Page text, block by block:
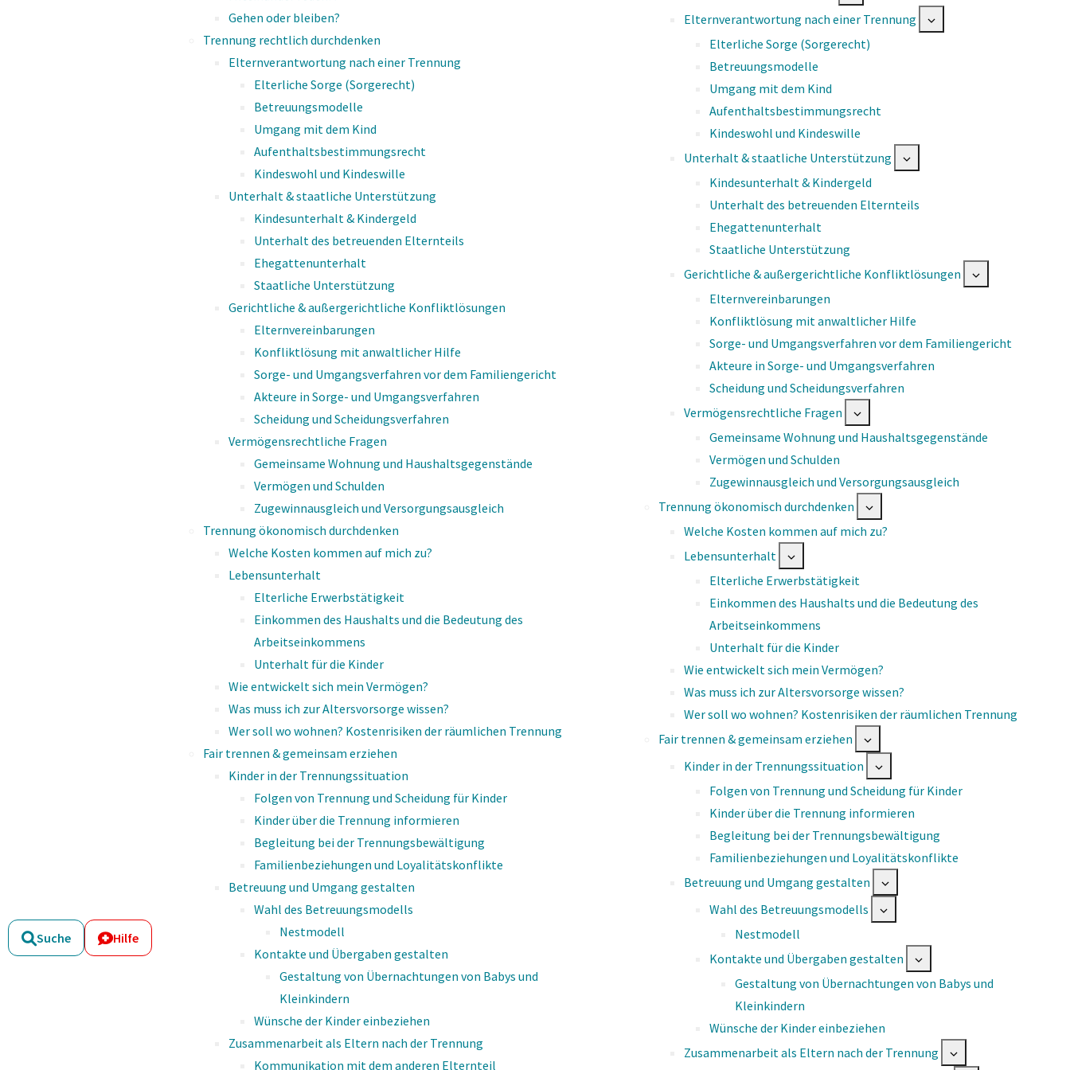
Suche Hilfe
Gehen oder bleiben?
Trennung rechtlich durchdenken
Elternverantwortung nach einer Trennung
Elterliche Sorge (Sorgerecht)
Betreuungsmodelle
Umgang mit dem Kind
Aufenthaltsbestimmungsrecht
Kindeswohl und Kindeswille
Unterhalt & staatliche Unterstützung
Kindesunterhalt & Kindergeld
Unterhalt des betreuenden Elternteils
Ehegattenunterhalt
Staatliche Unterstützung
Gerichtliche & außergerichtliche Konfliktlösungen
Elternvereinbarungen
Konfliktlösung mit anwaltlicher Hilfe
Sorge- und Umgangsverfahren vor dem Familiengericht
Akteure in Sorge- und Umgangsverfahren
Scheidung und Scheidungsverfahren
Vermögensrechtliche Fragen
Gemeinsame Wohnung und Haushaltsgegenstände
Vermögen und Schulden
Zugewinnausgleich und Versorgungsausgleich
Trennung ökonomisch durchdenken
Welche Kosten kommen auf mich zu?
Lebensunterhalt
Elterliche Erwerbstätigkeit
Einkommen des Haushalts und die Bedeutung des
Arbeitseinkommens
Unterhalt für die Kinder
Wie entwickelt sich mein Vermögen?
Was muss ich zur Altersvorsorge wissen?
Wer soll wo wohnen? Kostenrisiken der räumlichen Trennung
Fair trennen & gemeinsam erziehen
Kinder in der Trennungssituation
Folgen von Trennung und Scheidung für Kinder
Kinder über die Trennung informieren
Begleitung bei der Trennungsbewältigung
Familienbeziehungen und Loyalitätskonflikte
Betreuung und Umgang gestalten
Wahl des Betreuungsmodells
Nestmodell
Kontakte und Übergaben gestalten
Gestaltung von Übernachtungen von Babys und
Kleinkindern
Wünsche der Kinder einbeziehen
Zusammenarbeit als Eltern nach der Trennung
Kommunikation mit dem anderen Elternteil
Elternverantwortung nach einer Trennung
Elterliche Sorge (Sorgerecht)
Betreuungsmodelle
Umgang mit dem Kind
Aufenthaltsbestimmungsrecht
Kindeswohl und Kindeswille
Unterhalt & staatliche Unterstützung
Kindesunterhalt & Kindergeld
Unterhalt des betreuenden Elternteils
Ehegattenunterhalt
Staatliche Unterstützung
Gerichtliche & außergerichtliche Konfliktlösungen
Elternvereinbarungen
Konfliktlösung mit anwaltlicher Hilfe
Sorge- und Umgangsverfahren vor dem Familiengericht
Akteure in Sorge- und Umgangsverfahren
Scheidung und Scheidungsverfahren
Vermögensrechtliche Fragen
Gemeinsame Wohnung und Haushaltsgegenstände
Vermögen und Schulden
Zugewinnausgleich und Versorgungsausgleich
Trennung ökonomisch durchdenken
Welche Kosten kommen auf mich zu?
Lebensunterhalt
Elterliche Erwerbstätigkeit
Einkommen des Haushalts und die Bedeutung des
Arbeitseinkommens
Unterhalt für die Kinder
Wie entwickelt sich mein Vermögen?
Was muss ich zur Altersvorsorge wissen?
Wer soll wo wohnen? Kostenrisiken der räumlichen Trennung
Fair trennen & gemeinsam erziehen
Kinder in der Trennungssituation
Folgen von Trennung und Scheidung für Kinder
Kinder über die Trennung informieren
Begleitung bei der Trennungsbewältigung
Familienbeziehungen und Loyalitätskonflikte
Betreuung und Umgang gestalten
Wahl des Betreuungsmodells
Nestmodell
Kontakte und Übergaben gestalten
Gestaltung von Übernachtungen von Babys und
Kleinkindern
Wünsche der Kinder einbeziehen
Zusammenarbeit als Eltern nach der Trennung
Was er­war­tet Sie auf die­ser Sei­te?
Wie kann die Kommunikation gelingen?
Welche Gesprächsregeln können helfen?
Wie kann die Kommunikation gelingen?
Grund­la­gen der Kom­mu­ni­ka­ti­on
Vie­le Ex­per­tin­nen und Ex­per­ten ha­ben sich mit dem The­ma Kom­mu­ni­ka­ti­on
und Ver­stän­di­gung be­schäf­tigt. Zwei der be­kann­tes­ten sind ver­mut­lich Paul
Watz­la­wick und Frie­de­mann Schulz von Thun. Bei­de ha­ben
mensch­li­che Kom­mu­ni­ka­ti­oner­klä­ren. Die zwei
wich­tigs­ten sind die fol­gen­den:
Man kann nicht nicht kom­mu­ni­zie­ren
Je­de Kom­mu­ni­ka­ti­on hat einen In­halts- und einen